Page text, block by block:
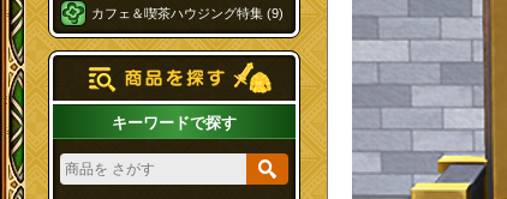
カフェ＆喫茶ハウジング特集 (9)
キーワードで探す